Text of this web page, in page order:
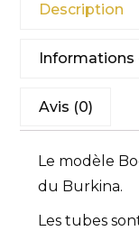
Description
Informations
Avis (0)
Le modèle
du Burkina.
Les tubes